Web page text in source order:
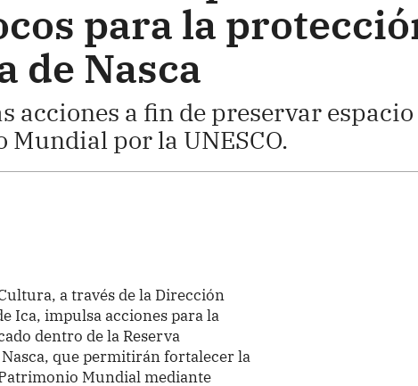
para la
de Nasca
acciones a fin de preservar espacio
por la UNESCO.
a través de la Dirección
Ica, impulsa acciones para la
dentro de la Reserva
que permitirán fortalecer la
Mundial mediante